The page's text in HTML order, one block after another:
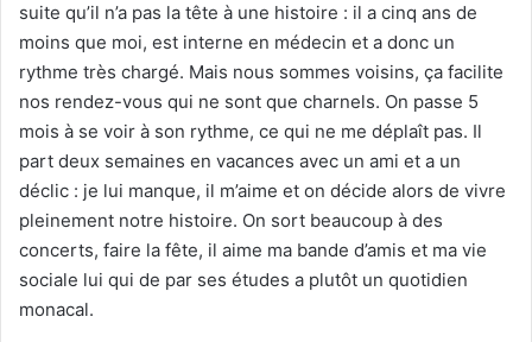
suite qu’il n’a pas la tête à une histoire : il a cinq ans de
moins que moi, est interne en médecin et a donc un
rythme très chargé. Mais nous sommes voisins, ça facilite
nos rendez-vous qui ne sont que charnels. On passe 5
mois à se voir à son rythme, ce qui ne me déplaît pas. Il
part deux semaines en vacances avec un ami et a un
déclic : je lui manque, il m’aime et on décide alors de vivre
pleinement notre histoire. On sort beaucoup à des
concerts, faire la fête, il aime ma bande d’amis et ma vie
sociale lui qui de par ses études a plutôt un quotidien
monacal.